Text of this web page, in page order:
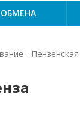
ОБМЕНА
-